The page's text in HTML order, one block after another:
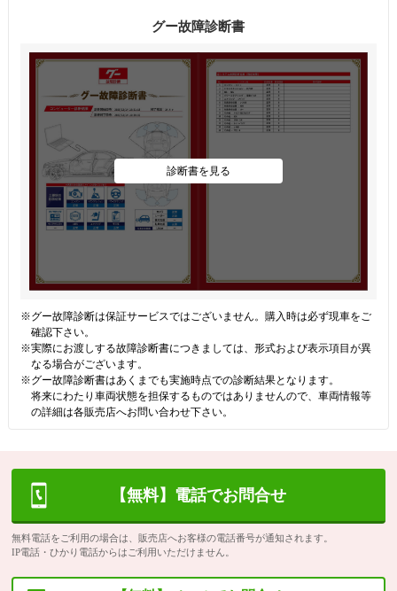
グー故障診断書
診断書を見る
※グー故障診断は保証サービスではございません。購入時は必ず現車をご
確認下さい。
※実際にお渡しする故障診断書につきましては、形式および表示項目が異
なる場合がございます。
※グー故障診断書はあくまでも実施時点での診断結果となります。
将来にわたり車両状態を担保するものではありませんので、車両情報等
の詳細は各販売店へお問い合わせ下さい。
【無料】電話でお問合せ
無料電話をご利用の場合は、販売店へお客様の電話番号が通知されます。
IP電話・ひかり電話からはご利用いただけません。